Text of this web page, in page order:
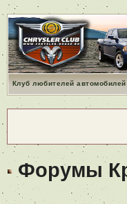
Клуб любителей
Форумы